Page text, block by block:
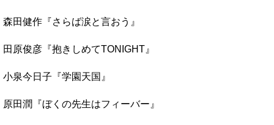
森田健作『さらば涙と言おう』
田原俊彦『抱きしめてTONIGHT』
小泉今日子『学園天国』
原田潤『ぼくの先生はフィーバー』